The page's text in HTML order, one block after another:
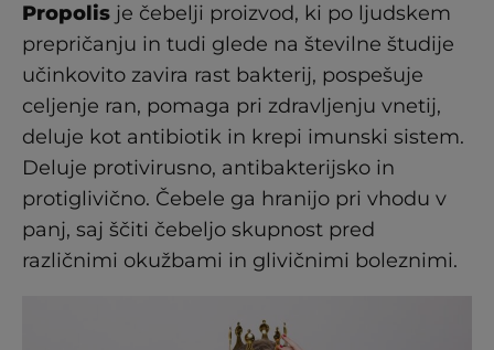
Propolis je čebelji proizvod, ki po ljudskem
prepričanju in tudi glede na številne študije
učinkovito zavira rast bakterij, pospešuje
celjenje ran, pomaga pri zdravljenju vnetij,
deluje kot antibiotik in krepi imunski sistem.
Deluje protivirusno, antibakterijsko in
protiglivično. Čebele ga hranijo pri vhodu v
panj, saj ščiti čebeljo skupnost pred
različnimi okužbami in glivičnimi boleznimi.